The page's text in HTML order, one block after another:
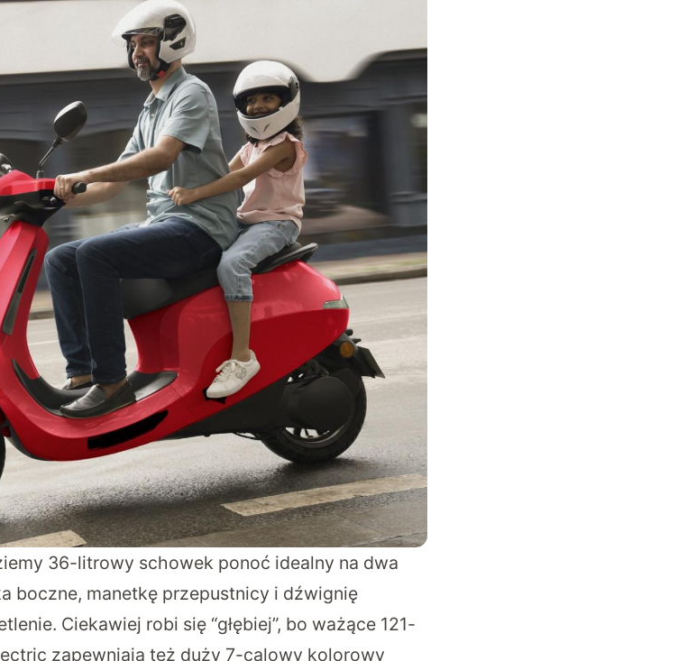
36-litrowy schowek ponoć idealny na dwa
boczne, manetkę przepustnicy i dźwignię
Ciekawiej robi się “głębiej”, bo ważące 121-
zapewniają też duży 7-calowy kolorowy